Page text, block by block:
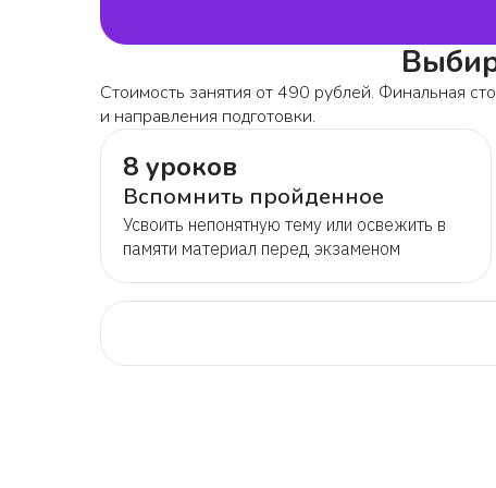
Стоимость занятия от 490 рублей. Финальная
и направления подготовки.
8 уроков
Вспомнить пройденное
Усвоить непонятную тему или освежить в
памяти материал перед экзаменом